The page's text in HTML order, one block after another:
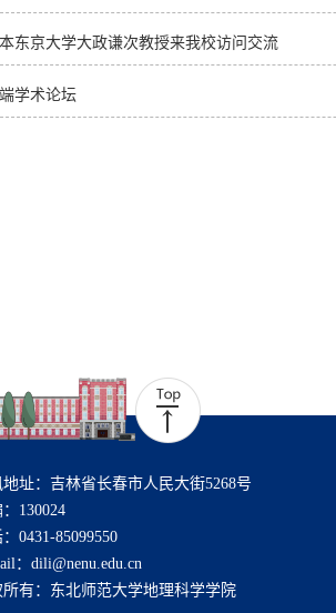
东京大学大政谦次教授来我校访问交流
学术论坛
址：吉林省长春市人民大街5268号
：130024
0431-85099550
：dili@nenu.edu.cn
所有：东北师范大学地理科学学院